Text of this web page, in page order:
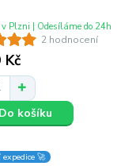
2 hodnocení
Kč
Plzni | Odesíláme do 24h
košíku
expedice 🚀